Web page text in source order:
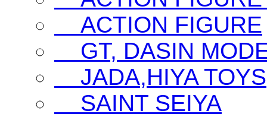
ACTION FIGURE
GT, DASIN
JADA,HIYA TOYS
SAINT SEIYA